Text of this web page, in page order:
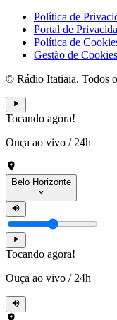
Política de
Portal de
Política de
Gestão de Cookies
© Rádio Itatiaia. Todos
Tocando agora!
Ouça ao vivo / 24h
Belo Horizonte
Tocando agora!
Ouça ao vivo / 24h